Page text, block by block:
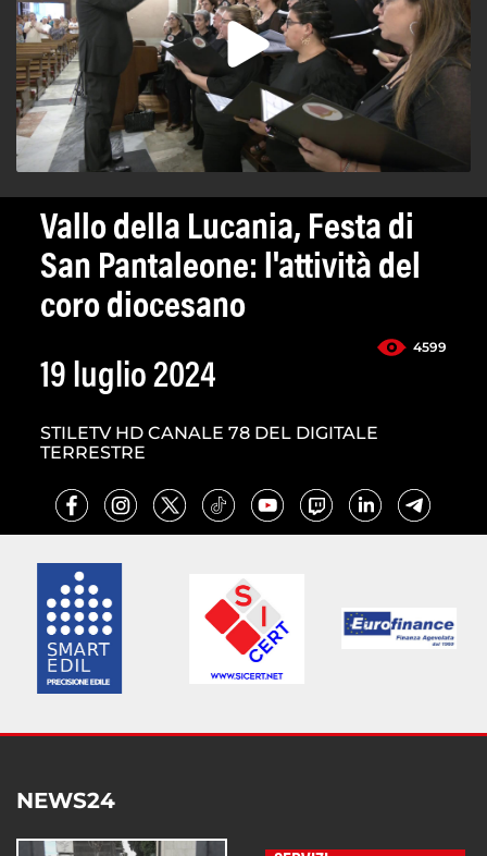
Vallo della Lucania, Festa di
San Pantaleone: l'attività del
coro diocesano
4599
19 luglio 2024
STILETV HD CANALE 78 DEL DIGITALE
TERRESTRE
NEWS24